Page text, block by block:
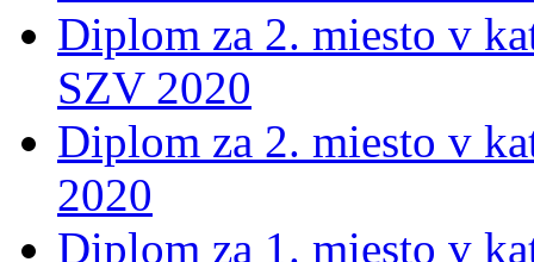
Diplom za 2. miesto v
SZV 2020
Diplom za 2. miesto v
2020
Diplom za 1. miesto v